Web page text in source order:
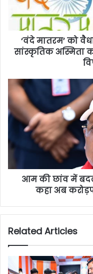
‘वंदे मातरम’ को
सांस्कृतिक अस्मिता
आम की छांव में
कहा अब
Related Articles